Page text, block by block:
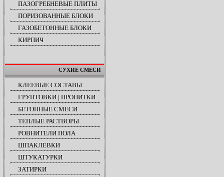
ПАЗОГРЕБНЕВЫЕ ПЛИТЫ
ПОРИЗОВАННЫЕ БЛОКИ
ГАЗОБЕТОННЫЕ БЛОКИ
КИРПИЧ
СУХИЕ СМЕСИ
КЛЕЕВЫЕ СОСТАВЫ
ГРУНТОВКИ | ПРОПИТКИ
БЕТОННЫЕ СМЕСИ
ТЕПЛЫЕ РАСТВОРЫ
РОВНИТЕЛИ ПОЛА
ШПАКЛЕВКИ
ШТУКАТУРКИ
ЗАТИРКИ